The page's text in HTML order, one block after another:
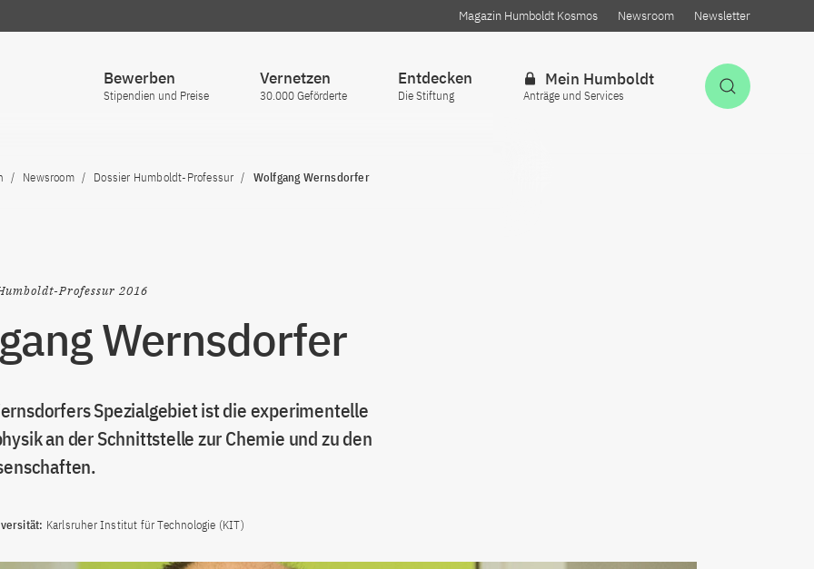
Magazin Humboldt Kosmos Newsroom Newsletter
Bewerben
Stipendien und Preise
Vernetzen
30.000 Geförderte
Entdecken
Die Stiftung
Mein Humboldt
Anträge und Services
Newsroom Dossier Humboldt-Professur Wolfgang Wernsdorfer
Professur 2016
Wernsdorfer
Spezialgebiet ist die experimentelle
an der Schnittstelle zur Chemie und zu den
Karlsruher Institut für Technologie (KIT)